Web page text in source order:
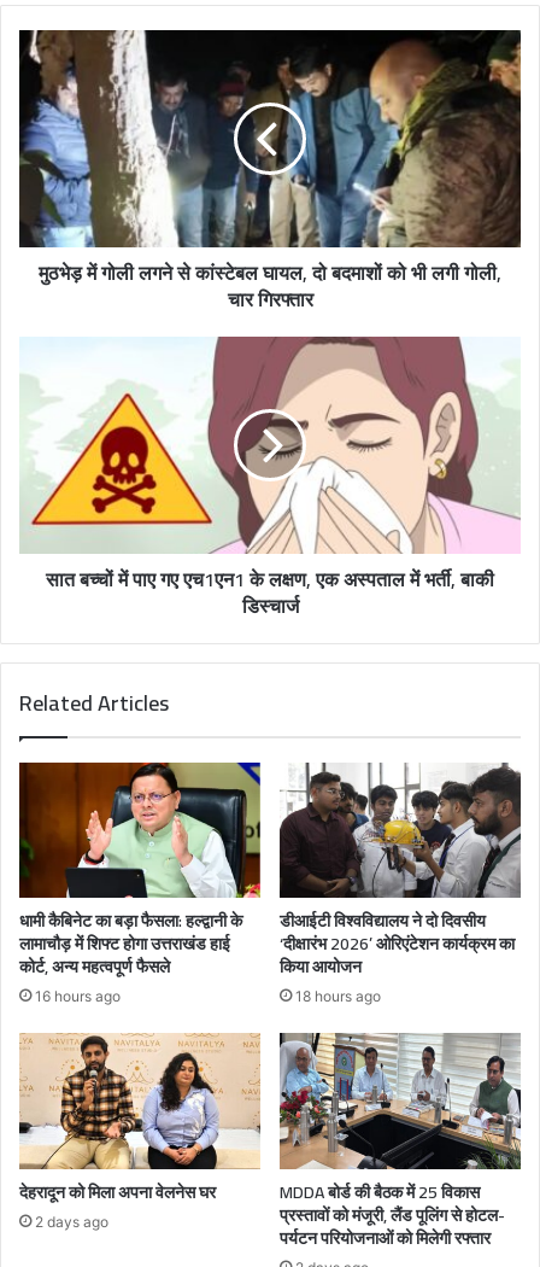
m
a
i
s
मुठभेड़ में गोली लगने से कांस्टेबल घायल, दो बदमाशों को भी लगी गोली,
चार गिरफ्तार
सात बच्चों में पाए गए एच1एन1 के लक्षण, एक अस्पताल में भर्ती, बाकी
डिस्चार्ज
Related Articles
धामी कैबिनेट का बड़ा फैसला: हल्द्वानी के
लामाचौड़ में शिफ्ट होगा उत्तराखंड हाई
कोर्ट, अन्य महत्वपूर्ण फैसले
16 hours ago
डीआईटी विश्वविद्यालय ने दो दिवसीय
‘दीक्षारंभ 2026’ ओरिएंटेशन कार्यक्रम का
किया आयोजन
18 hours ago
देहरादून को मिला अपना वेलनेस घर
2 days ago
MDDA बोर्ड की बैठक में 25 विकास
प्रस्तावों को मंजूरी, लैंड पूलिंग से होटल-
पर्यटन परियोजनाओं को मिलेगी रफ्तार